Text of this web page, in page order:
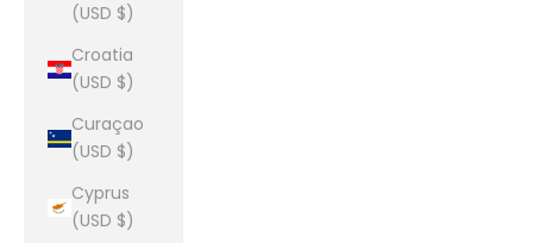
(USD $)
Croatia
(USD $)
Curaçao
(USD $)
Cyprus
(USD $)